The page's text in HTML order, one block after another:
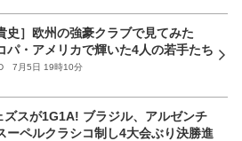
史］欧州の強豪クラブで見てみた
・アメリカで輝いた4人の若手たち
7月5日 19時10分
ズスが1G1A! ブラジル、アルゼンチ
ーペルクラシコ制し4大会ぶり決勝進